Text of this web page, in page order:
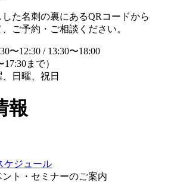
た名刺の裏にあるQRコードから
ご予約・ご相談ください。
〜12:30 / 13:30〜18:00
17:30まで）
、日曜、祝日
報
ケジュール
ント・セミナーのご案内